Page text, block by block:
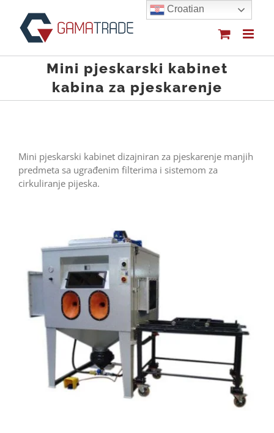
content
Mini pjeskarski kabinet
kabina za pjeskarenje
Mini pjeskarski kabinet dizajniran za pjeskarenje manjih
predmeta sa ugrađenim filterima i sistemom za
cirkuliranje pijeska.
Croatian